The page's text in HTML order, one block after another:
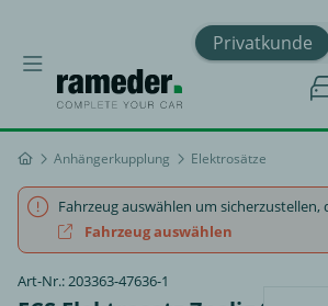
Privatkunde
Anhängerkupplung Elektrosätze
Fahrzeug auswählen um sicherzustellen,
Fahrzeug auswählen
Art-Nr.: 203363-47636-1